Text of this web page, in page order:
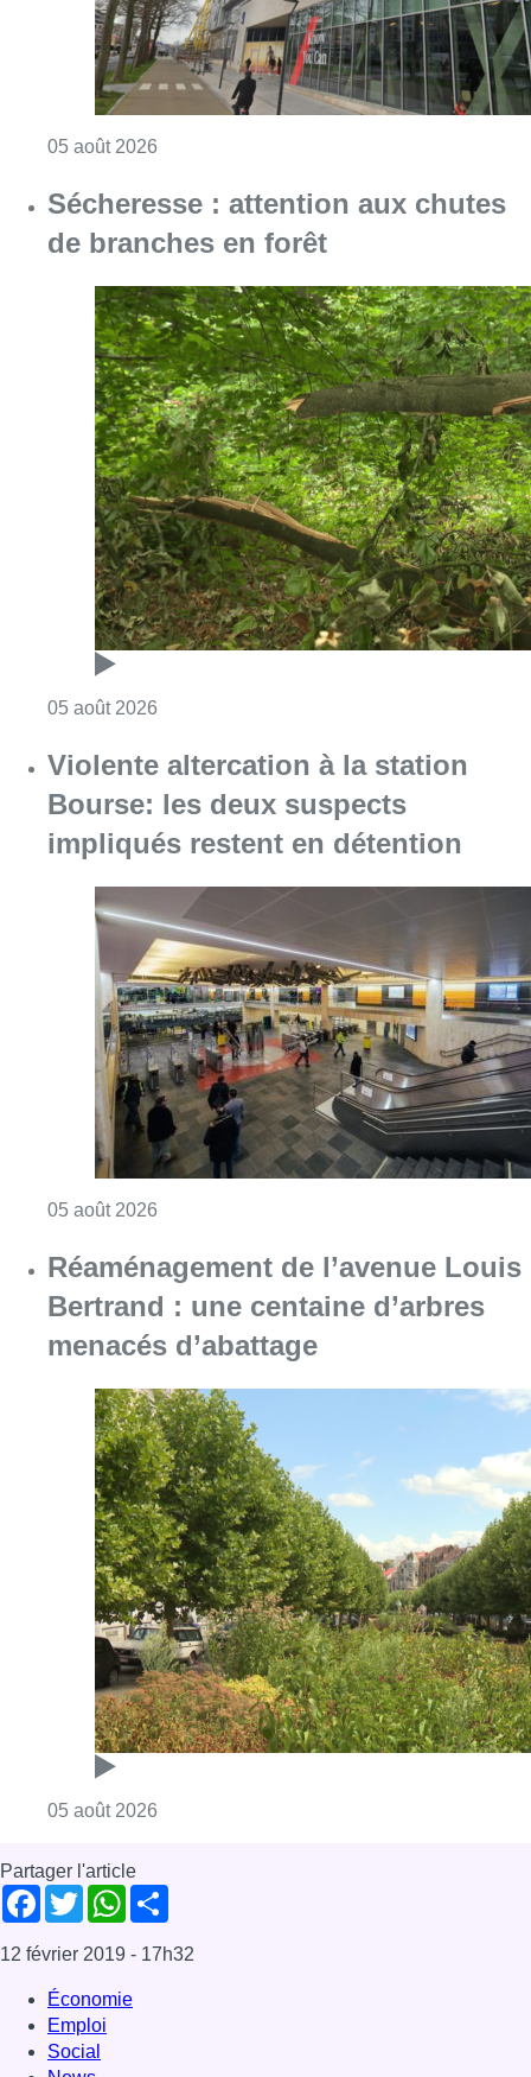
05 août 2026Consulter l'article "Sécheresse : attention
Violente altercation à la station
Bourse: les deux suspects
impliqués restent en détention
05 août 2026Consulter l'article "Violente altercation à la
Réaménagement de l’avenue Louis
Bertrand : une centaine d’arbres
menacés d’abattage
05 août 2026Consulter l'article "Réaménagement de
Partager l'article
Facebook
TwitterWhatsApp
Share
12 février 2019- 17h32
Économie
Emploi
Social
News
Offres d’emploi